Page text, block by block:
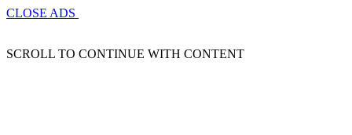
CLOSE ADS
SCROLL TO CONTINUE WITH CONTENT